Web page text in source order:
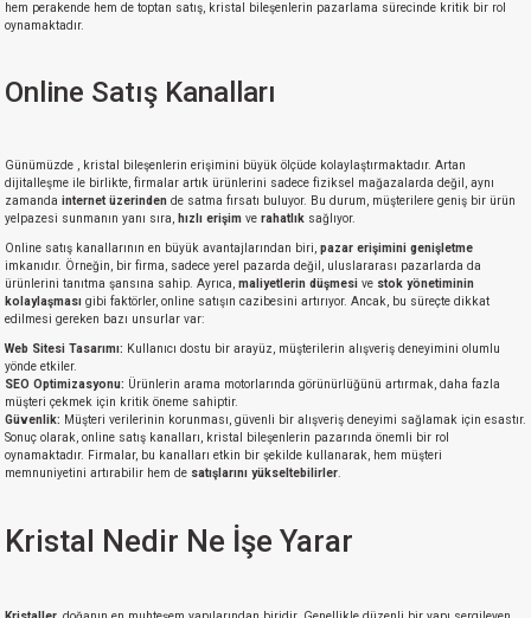
hem perakende hem de toptan satış, kristal bileşenlerin pazarlama sürecinde kritik bir rol
oynamaktadır.
Online Satış Kanalları
Günümüzde , kristal bileşenlerin erişimini büyük ölçüde kolaylaştırmaktadır. Artan
dijitalleşme ile birlikte, firmalar artık ürünlerini sadece fiziksel mağazalarda değil, aynı
zamanda internet üzerinden de satma fırsatı buluyor. Bu durum, müşterilere geniş bir ürün
yelpazesi sunmanın yanı sıra, hızlı erişim ve rahatlık sağlıyor.
Online satış kanallarının en büyük avantajlarından biri, pazar erişimini genişletme
imkanıdır. Örneğin, bir firma, sadece yerel pazarda değil, uluslararası pazarlarda da
ürünlerini tanıtma şansına sahip. Ayrıca, maliyetlerin düşmesi ve stok yönetiminin
kolaylaşması gibi faktörler, online satışın cazibesini artırıyor. Ancak, bu süreçte dikkat
edilmesi gereken bazı unsurlar var:
Web Sitesi Tasarımı: Kullanıcı dostu bir arayüz, müşterilerin alışveriş deneyimini olumlu
yönde etkiler.
SEO Optimizasyonu: Ürünlerin arama motorlarında görünürlüğünü artırmak, daha fazla
müşteri çekmek için kritik öneme sahiptir.
Güvenlik: Müşteri verilerinin korunması, güvenli bir alışveriş deneyimi sağlamak için esastır.
Sonuç olarak, online satış kanalları, kristal bileşenlerin pazarında önemli bir rol
oynamaktadır. Firmalar, bu kanalları etkin bir şekilde kullanarak, hem müşteri
memnuniyetini artırabilir hem de satışlarını yükseltebilirler.
Kristal Nedir Ne İşe Yarar